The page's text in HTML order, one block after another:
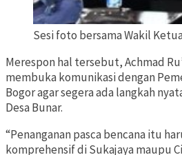
Sesi foto bersama Wakil
Merespon hal tersebut, Achmad
membuka komunikasi dengan
Bogor agar segera ada langkah
Desa Bunar.
“Penanganan pasca bencana itu
komprehensif di Sukajaya maupu